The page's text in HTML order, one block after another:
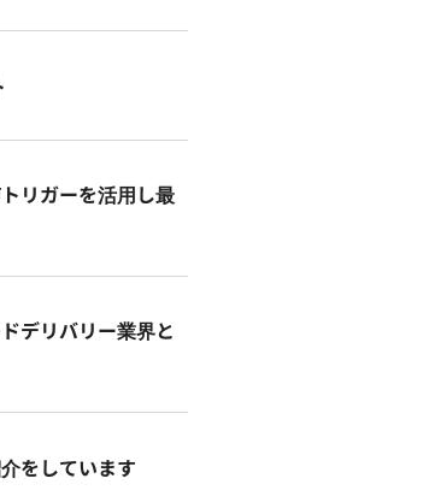
リガーを活用し最
デリバリー業界と
をしています